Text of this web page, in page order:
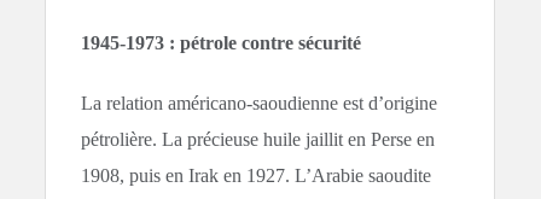
1945-1973 : pétrole contre sécurité
La relation américano-saoudienne est d’origine
pétrolière. La précieuse huile jaillit en Perse en
1908, puis en Irak en 1927. L’Arabie saoudite